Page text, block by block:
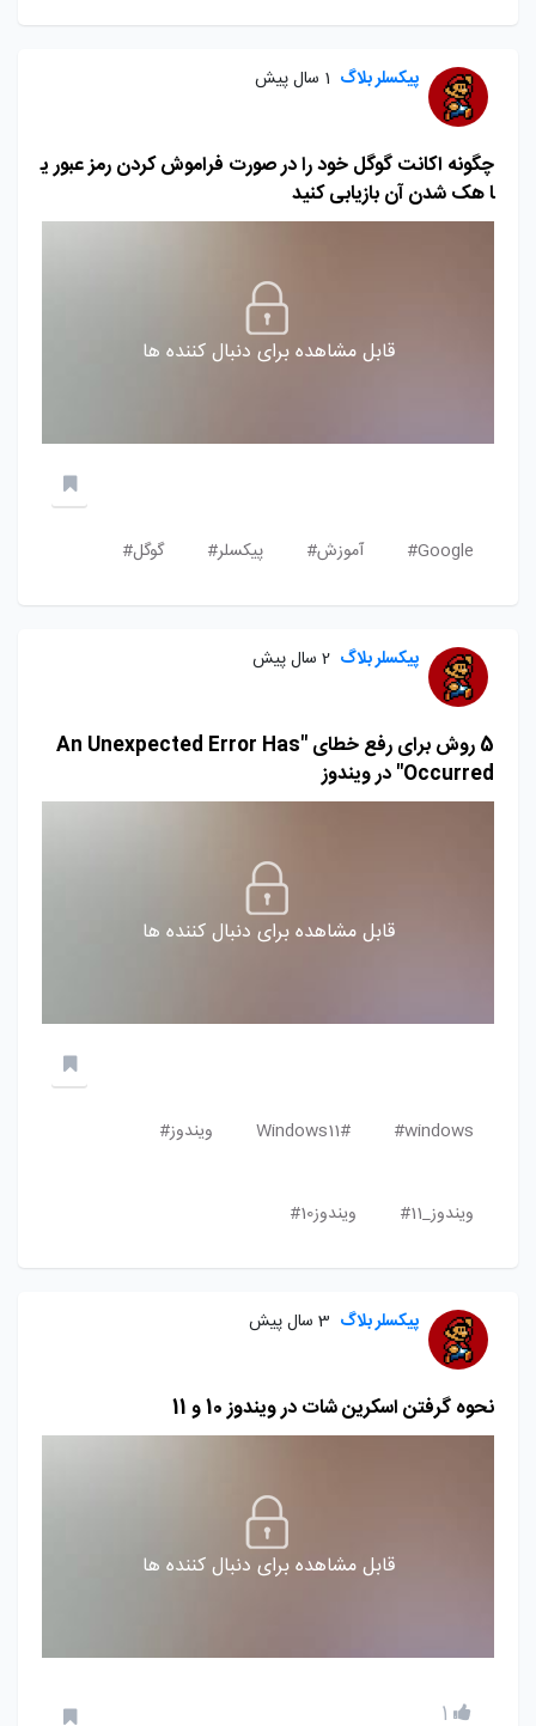
پیکسلر بلاگ 1 سال پیش
چگونه اکانت گوگل خود را در صورت فراموش کردن رمز عبور ی
ا هک شدن آن بازیابی کنید
قابل مشاهده برای دنبال کننده ها
Google# آموزش# پیکسلر# گوگل#
پیکسلر بلاگ 2 سال پیش
5 روش برای رفع خطای "An Unexpected Error Has
Occurred" در ویندوز
قابل مشاهده برای دنبال کننده ها
windows#
Windows11# ویندوز#
ویندوز_11# ویندوز10#
پیکسلر بلاگ 3 سال پیش
نحوه گرفتن اسکرین شات در ویندوز 10 و 11
قابل مشاهده برای دنبال کننده ها
1